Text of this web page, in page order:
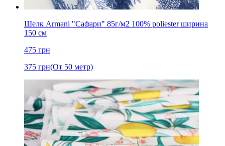
Шелк Armani "Сафари" 85г/м2 100% poliester ширина
150 см
475 грн
375 грн(От 50 метр)